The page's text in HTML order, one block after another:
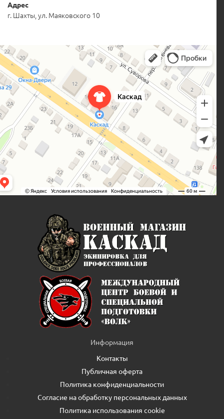
Адрес
г. Шахты, ул. Маяковского 10
Информация
Контакты
Публичная оферта
Политика конфиденциальности
Согласие на обработку персональных данных
Политика использования cookie